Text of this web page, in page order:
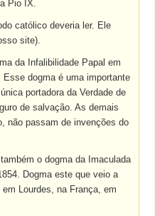
Pio IX.
católico deveria ler. Ele
site).
da Infalibilidade Papal em
Esse dogma é uma importante
portadora da Verdade de
de salvação. As demais
não passam de invenções do
o dogma da Imaculada
Dogma este que veio a
Lourdes, na França, em